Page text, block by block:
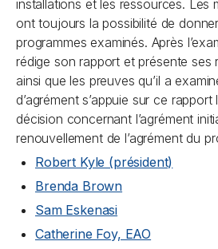
installations et les ressources. Les
ont toujours la possibilité de
programmes examinés. Après
rédige son rapport et présente ses
ainsi que les preuves qu’il a
d’agrément s’appuie sur ce rapport
décision concernant l’agrément
renouvellement de l’agrément du
Robert Kyle (président)
Brenda Brown
Sam Eskenasi
Catherine Foy, EAO